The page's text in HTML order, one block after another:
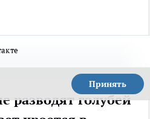
Принять
разводят голубей